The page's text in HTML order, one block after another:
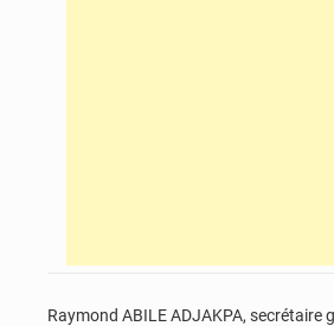
Raymond ABILE ADJAKPA, secrétaire